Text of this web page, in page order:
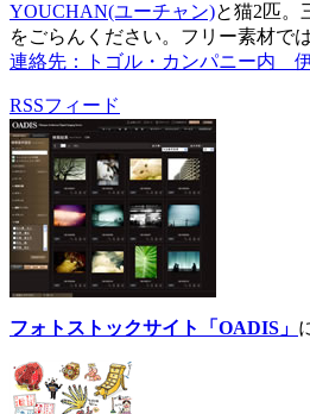
YOUCHAN(ユーチャン)と猫2匹。
をごらんください。フリー素材で
連絡先：トゴル・カンパニー内
RSSフィード
フォトストックサイト「OADIS」